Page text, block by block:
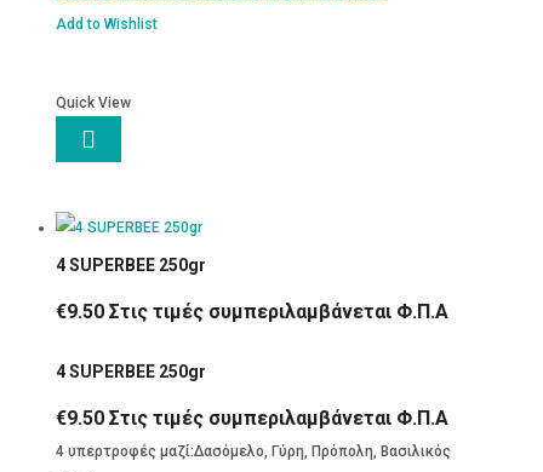
Add to Wishlist
Quick View

4 SUPERΒΕΕ 250gr
€9.50 Στις τιμές συμπεριλαμβάνεται Φ.Π.Α
4 SUPERΒΕΕ 250gr
€9.50 Στις τιμές συμπεριλαμβάνεται Φ.Π.Α
4 υπερτροφές μαζί:Δασόμελο, Γύρη, Πρόπολη, Βασιλικός